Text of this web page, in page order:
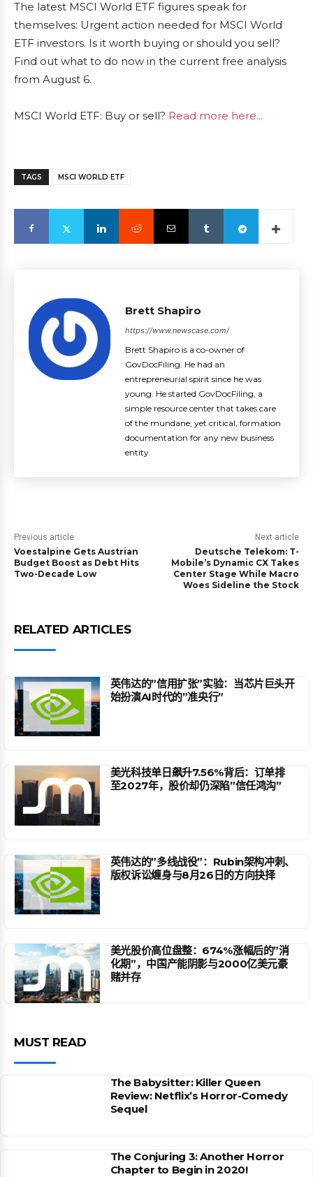
The latest MSCI World ETF figures speak for
themselves: Urgent action needed for MSCI World
ETF investors. Is it worth buying or should you sell?
Find out what to do now in the current free analysis
from August 6.
MSCI World ETF: Buy or sell? Read more here...
TAGS MSCI WORLD ETF
Brett Shapiro
https://www.newscase.com/
Brett Shapiro is a co-owner of
GovDocFiling. He had an
entrepreneurial spirit since he was
young. He started GovDocFiling, a
simple resource center that takes care
of the mundane, yet critical, formation
documentation for any new business
entity.
Previous article
Voestalpine Gets Austrian
Budget Boost as Debt Hits
Two-Decade Low
Next article
Deutsche Telekom: T-
Mobile’s Dynamic CX Takes
Center Stage While Macro
Woes Sideline the Stock
RELATED ARTICLES
英伟达的”信用扩张”实验：当芯片巨头开
始扮演AI时代的”准央行”
美光科技单日飙升7.56%背后：订单排
至2027年，股价却仍深陷”信任鸿沟”
英伟达的”多线战役”：Rubin架构冲刺、
版权诉讼缠身与8月26日的方向抉择
美光股价高位盘整：674%涨幅后的”消
化期”，中国产能阴影与2000亿美元豪
赌并存
MUST READ
The Babysitter: Killer Queen
Review: Netflix’s Horror-Comedy
Sequel
The Conjuring 3: Another Horror
Chapter to Begin in 2020!